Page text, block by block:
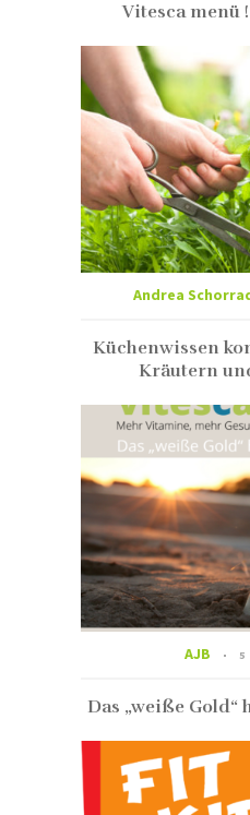
Vitesca menü
Andrea
Küchenwissen
Kräutern
AJB 5
Das „weiße Gold“